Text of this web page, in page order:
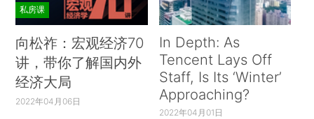
私房课
向松祚：宏观经济70
讲，带你了解国内外
经济大局
2022年04月06日
In Depth: As
Tencent Lays Off
Staff, Is Its ‘Winter’
Approaching?
2022年04月01日